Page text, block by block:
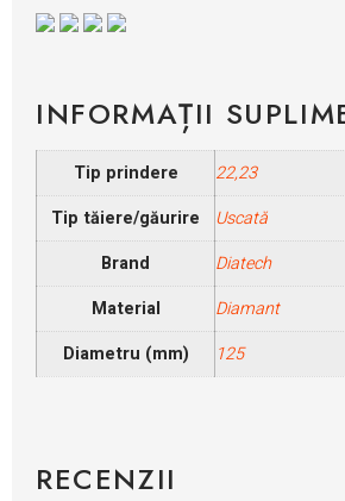
INFORMAȚII
Tip prindere
22,23
Tip tăiere/găurire
Uscată
Brand
Diatech
Material
Diamant
Diametru (mm)
125
RECENZII